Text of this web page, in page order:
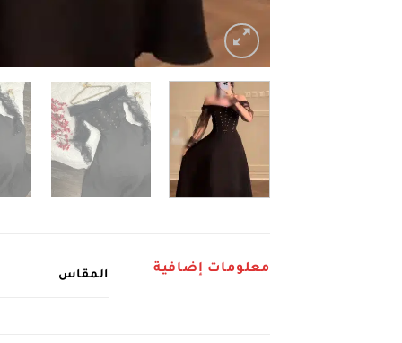
معلومات إضافية المقاس